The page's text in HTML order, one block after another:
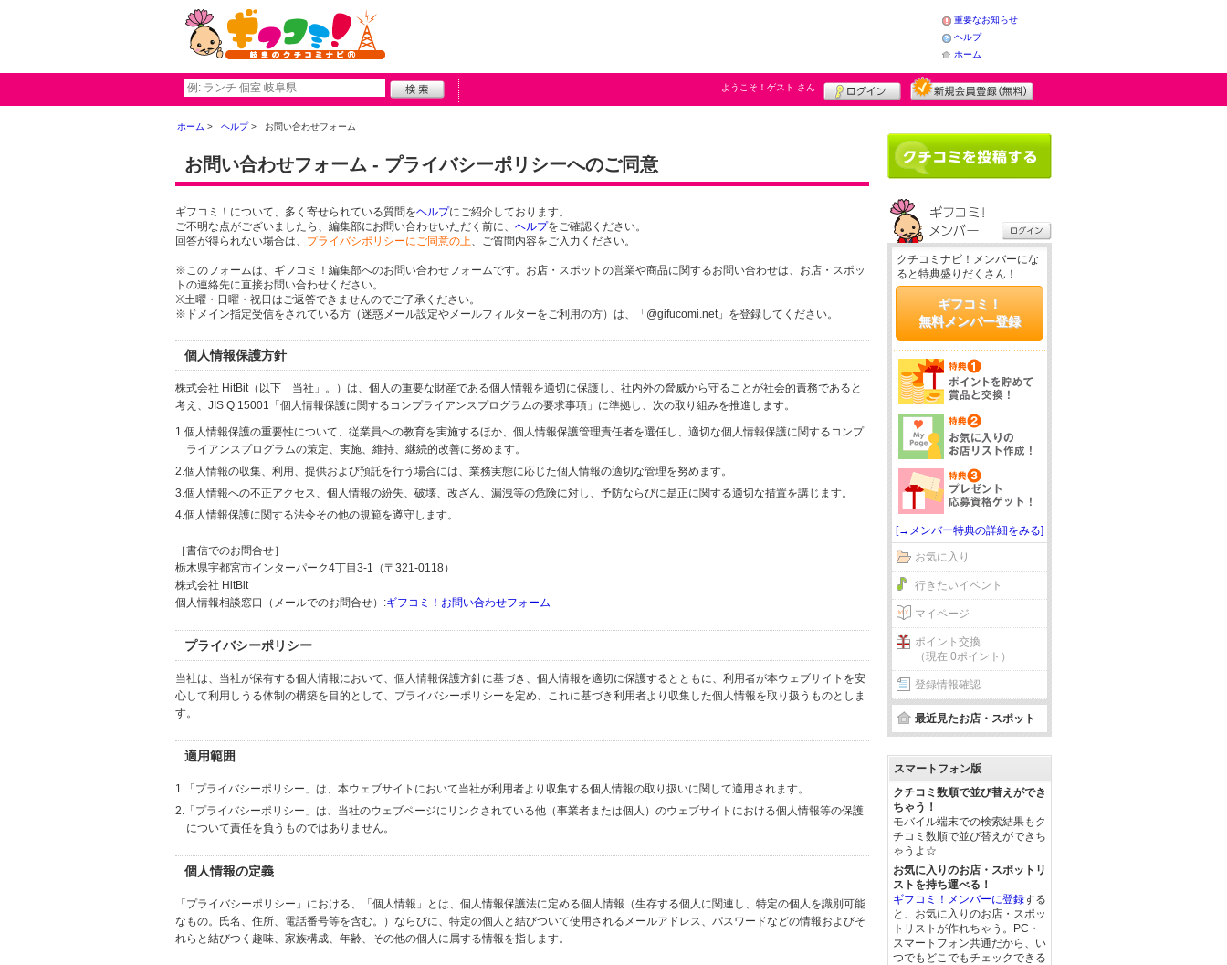
重要なお知らせ
ヘルプ
ホーム
ようこそ！ ゲスト さん
ホーム ヘルプ お問い合わせフォーム
お問い合わせフォーム - プライバシーポリシーへのご同意
ギフコミ！について、多く寄せられている質問をヘルプにご紹介しております。
ご不明な点がございましたら、編集部にお問い合わせいただく前に、 ヘルプをご確認ください。
回答が得られない場合は、 プライバシポリシーにご同意の上、ご質問内容をご入力ください。
※このフォームは、ギフコミ！編集部へのお問い合わせフォームです。お店・スポットの営業や商品に関するお問い合わせは、お店・スポッ
トの連絡先に直接お問い合わせください。
※土曜・日曜・祝日はご返答できませんのでご了承ください。
※ドメイン指定受信をされている方（迷惑メール設定やメールフィルターをご利用の方）は、「@gifucomi.net」を登録してください。
個人情報保護方針
株式会社 HitBit（以下「当社」。）は、個人の重要な財産である個人情報を適切に保護し、社内外の脅威から守ることが社会的責務であると
考え、JIS Q 15001「個人情報保護に関するコンプライアンスプログラムの要求事項」に準拠し、次の取り組みを推進します。
1.個人情報保護の重要性について、従業員への教育を実施するほか、個人情報保護管理責任者を選任し、適切な個人情報保護に関するコンプ
ライアンスプログラムの策定、実施、維持、継続的改善に努めます。
2.個人情報の収集、利用、提供および預託を行う場合には、業務実態に応じた個人情報の適切な管理を努めます。
3.個人情報への不正アクセス、個人情報の紛失、破壊、改ざん、漏洩等の危険に対し、予防ならびに是正に関する適切な措置を講じます。
4.個人情報保護に関する法令その他の規範を遵守します。
［書信でのお問合せ］
栃木県宇都宮市インターパーク4丁目3-1（〒321-0118）
株式会社 HitBit
個人情報相談窓口（メールでのお問合せ）:ギフコミ！お問い合わせフォーム
プライバシーポリシー
当社は、当社が保有する個人情報において、個人情報保護方針に基づき、個人情報を適切に保護するとともに、利用者が本ウェブサイトを安
心して利用しうる体制の構築を目的として、プライバシーポリシーを定め、これに基づき利用者より収集した個人情報を取り扱うものとしま
す。
適用範囲
1.「プライバシーポリシー」は、本ウェブサイトにおいて当社が利用者より収集する個人情報の取り扱いに関して適用されます。
2.「プライバシーポリシー」は、当社のウェブページにリンクされている他（事業者または個人）のウェブサイトにおける個人情報等の保護
について責任を負うものではありません。
個人情報の定義
「プライバシーポリシー」における、「個人情報」とは、個人情報保護法に定める個人情報（生存する個人に関連し、特定の個人を識別可能
なもの。氏名、住所、電話番号等を含む。）ならびに、特定の個人と結びついて使用されるメールアドレス、パスワードなどの情報およびそ
れらと結びつく趣味、家族構成、年齢、その他の個人に属する情報を指します。
クチコミナビ！メンバーにな
ると特典盛りだくさん！
ギフコミ！
無料メンバー登録
[→メンバー特典の詳細をみる]
お気に入り
行きたいイベント
マイページ
ポイント交換
（現在 0ポイント）
登録情報確認
最近見たお店・スポット
スマートフォン版
クチコミ数順で並び替えができ
ちゃう！
モバイル端末での検索結果もク
チコミ数順で並び替えができち
ゃうよ☆
お気に入りのお店・スポットリ
ストを持ち運べる！
ギフコミ！メンバーに登録する
と、お気に入りのお店・スポッ
トリストが作れちゃう。PC・
スマートフォン共通だから、い
つでもどこでもチェックできる